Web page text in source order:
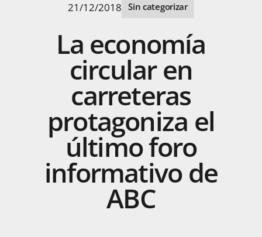
21/12/2018 Sin categorizar
La economía
circular en
carreteras
protagoniza el
últimoforo
informativo de
ABC